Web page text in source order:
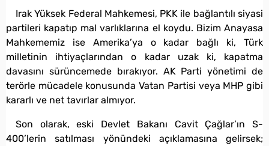
Irak Yüksek Federal Mahkemesi, PKK ile bağlantılı siyasi
partileri kapatıp mal varlıklarına el koydu. Bizim Anayasa
Mahkememiz ise Amerika’ya o kadar bağlı ki, Türk
milletinin ihtiyaçlarından o kadar uzak ki, kapatma
davasını sürüncemede bırakıyor. AK Parti yönetimi de
terörle mücadele konusunda Vatan Partisi veya MHP gibi
kararlı ve net tavırlar almıyor.
Son olarak, eski Devlet Bakanı Cavit Çağlar’ın S-
400’lerin satılması yönündeki açıklamasına gelirsek;